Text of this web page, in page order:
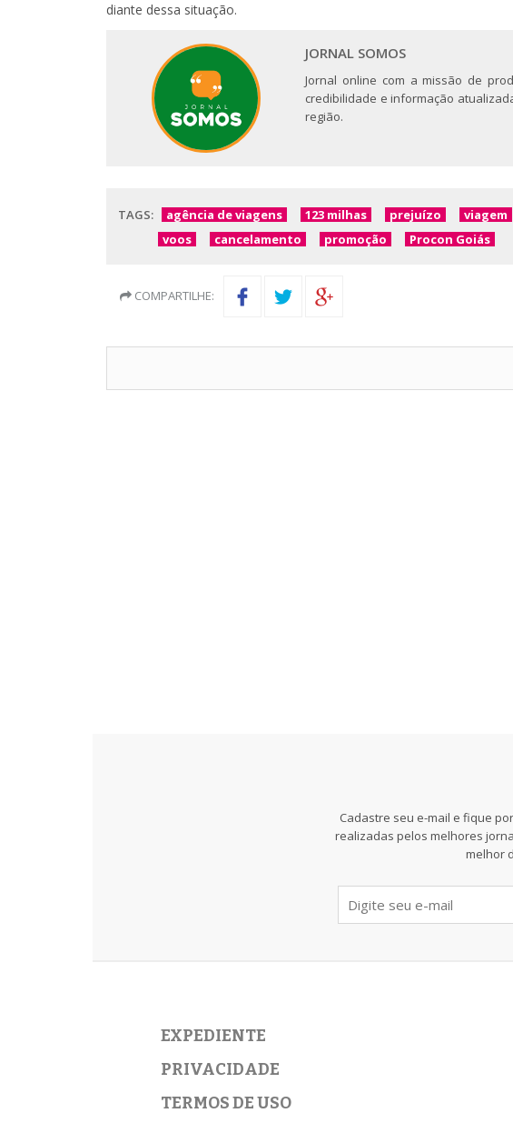
diante dessa situação.
JORNAL SOMOS
Jornal online com a missão de
credibilidade e informação
região.
TAGS: agência de viagens 123 milhas prejuízo viagem
voos
cancelamento promoção Procon Goiás
COMPARTILHE:
Cadastre seu e-mail e fique
realizadas pelos melhores
melhor
EXPEDIENTE
PRIVACIDADE
TERMOS DE USO